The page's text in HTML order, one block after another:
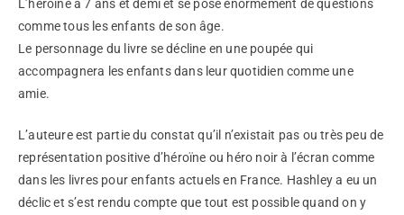
L’héroïne a 7 ans et demi et se pose énormément de questions
comme tous les enfants de son âge.
Le personnage du livre se décline en une poupée qui
accompagnera les enfants dans leur quotidien comme une
amie.
L’auteure est partie du constat qu’il n’existait pas ou très peu de
représentation positive d’héroïne ou héro noir à l’écran comme
dans les livres pour enfants actuels en France. Hashley a eu un
déclic et s’est rendu compte que tout est possible quand on y